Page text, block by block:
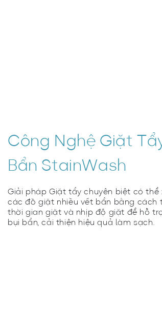
Công Nghệ Giặt
Bẩn StainWash
Giải pháp Giặt tẩy chuyên biệt có thể
các đồ giặt nhiều vết bẩn bằng cách
thời gian giặt và nhịp độ giặt để hỗ
bụi bẩn, cải thiện hiệu quả làm sạch.